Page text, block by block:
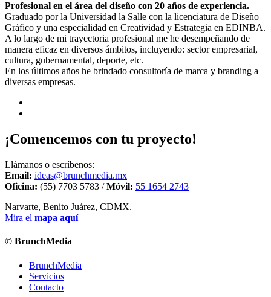
Profesional en el área del diseño con 20 años de experiencia.
Graduado por la Universidad la Salle con la licenciatura de Diseño
Gráfico y una especialidad en Creatividad y Estrategia en EDINBA.
A lo largo de mi trayectoria profesional me he desempeñando de
manera eficaz en diversos ámbitos, incluyendo: sector empresarial,
cultura, gubernamental, deporte, etc.
En los últimos años he brindado consultoría de marca y branding a
diversas empresas.
¡Comencemos con tu proyecto!
Llámanos o escríbenos:
Email: ideas@brunchmedia.mx
Oficina: (55) 7703 5783 /Móvil: 55 1654 2743
Narvarte, Benito Juárez, CDMX.
Mira el mapa aquí
© BrunchMedia
BrunchMedia
Servicios
Contacto